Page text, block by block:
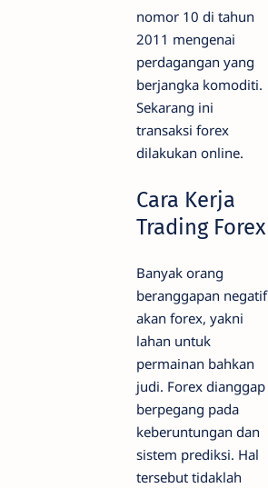
nomor 10 di tahun
2011 mengenai
perdagangan yang
berjangka komoditi.
Sekarang ini
transaksi forex
dilakukan online.
Cara Kerja
Trading Forex
Banyak orang
beranggapan negatif
akan forex, yakni
lahan untuk
permainan bahkan
judi. Forex dianggap
berpegang pada
keberuntungan dan
sistem prediksi. Hal
tersebut tidaklah